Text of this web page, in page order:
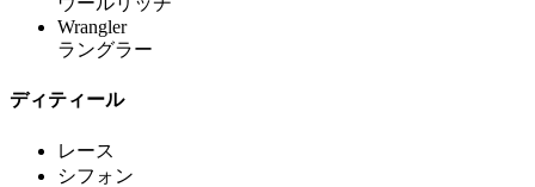
Wrangler
ラングラー
ディティール
レース
シフォン